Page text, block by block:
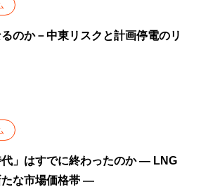
るのか－中東リスクと計画停電のリ
はすでに終わったのか ― LNG
たな市場価格帯 ―